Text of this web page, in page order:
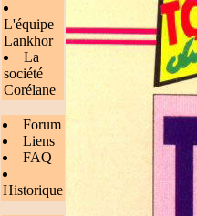
L'équipe
Lankhor
La
société
Corélane
Forum
Liens
FAQ
Historique